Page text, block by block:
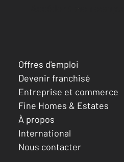
Accéder à mon compte
Offres d'emploi
Devenir franchisé
Entreprise et commerce
Fine Homes & Estates
À propos
International
Nous contacter